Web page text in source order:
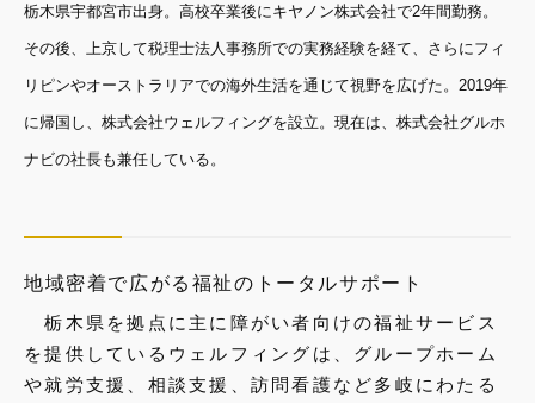
栃木県宇都宮市出身。高校卒業後にキヤノン株式会社で2年間勤務。
その後、上京して税理士法人事務所での実務経験を経て、さらにフィ
リピンやオーストラリアでの海外生活を通じて視野を広げた。2019年
に帰国し、株式会社ウェルフィングを設立。現在は、株式会社グルホ
ナビの社長も兼任している。
地域密着で広がる福祉のトータルサポート
栃木県を拠点に主に障がい者向けの福祉サービス
を提供しているウェルフィングは、グループホーム
や就労支援、相談支援、訪問看護など多岐にわたる